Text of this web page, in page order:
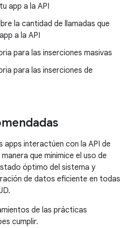
app a la API
la cantidad de llamadas que
a la API
para las inserciones masivas
para las inserciones de
apps interactúen con la API de
que minimice el uso de
óptimo del sistema y
de datos eficiente en todas
de las prácticas
cumplir.